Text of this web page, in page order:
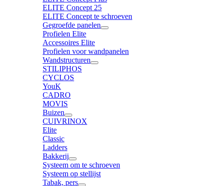
ELITE Concept 25
ELITE Concept te schroeven
Gegroefde panelen
Profielen Elite
Accessoires Elite
Profielen voor wandpanelen
Wandstructuren
STILIPHOS
CYCLOS
YouK
CADRO
MOVIS
Buizen
CUIVRINOX
Elite
Classic
Ladders
Bakkerij
Systeem om te schroeven
Systeem op stellijst
Tabak, pers